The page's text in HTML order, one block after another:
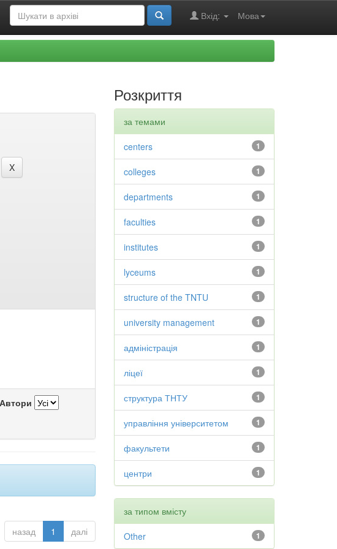
Мова
Вхід:
Автори
назад 1 далі
Розкриття
за темами
1
centers
1
colleges
1
departments
1
faculties
1
institutes
1
lyceums
1
structure of the TNTU
1
university management
1
адміністрація
1
ліцеї
1
структура ТНТУ
1
управління університетом
1
факультети
1
центри
за типом вмісту
1
Other